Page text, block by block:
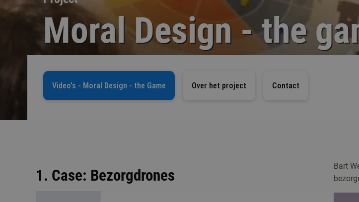
Moral Design - the
Video's - Moral Design - the Game Over het project Contact
1. Case: Bezorgdrones
Bart